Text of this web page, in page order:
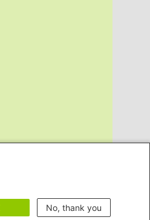
No, thank you